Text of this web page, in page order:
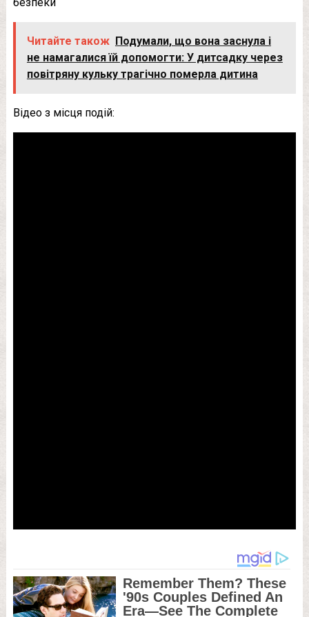
Читайте також Подумали, що вона заснула і
не намагалися їй допомогти: У дитсадку через
повітряну кульку трагічно померла дитина
Відео з місця подій: